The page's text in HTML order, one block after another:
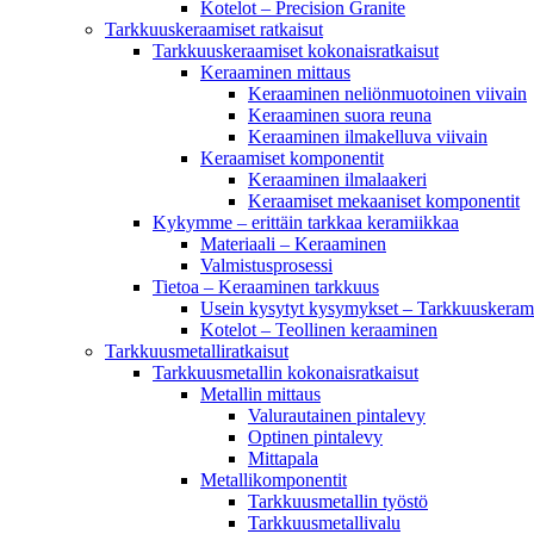
Kotelot – Precision Granite
Tarkkuuskeraamiset ratkaisut
Tarkkuuskeraamiset kokonaisratkaisut
Keraaminen mittaus
Keraaminen neliönmuotoinen viivain
Keraaminen suora reuna
Keraaminen ilmakelluva viivain
Keraamiset komponentit
Keraaminen ilmalaakeri
Keraamiset mekaaniset komponentit
Kykymme – erittäin tarkkaa keramiikkaa
Materiaali – Keraaminen
Valmistusprosessi
Tietoa – Keraaminen tarkkuus
Usein kysytyt kysymykset –
Kotelot – Teollinen keraaminen
Tarkkuusmetalliratkaisut
Tarkkuusmetallin kokonaisratkaisut
Metallin mittaus
Valurautainen pintalevy
Optinen pintalevy
Mittapala
Metallikomponentit
Tarkkuusmetallin työstö
Tarkkuusmetallivalu